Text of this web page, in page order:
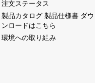
注文ステータス
製品カタログ 製品仕様書 ダウ
ンロードはこちら
環境への取り組み